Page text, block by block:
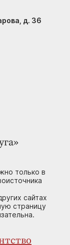
только в
сайтах
страницу
д. 36